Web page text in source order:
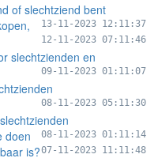
of slechtziend bent
13-11-2023 12:11:37
12-11-2023 07:11:46
slechtzienden en
09-11-2023 01:11:07
08-11-2023 05:11:30
08-11-2023 01:11:14
doen
is?07-11-2023 11:11:48